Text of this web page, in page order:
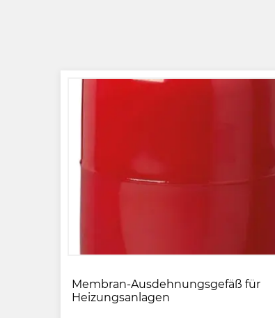
Membran-Ausdehnungsgefäß für
Heizungsanlagen